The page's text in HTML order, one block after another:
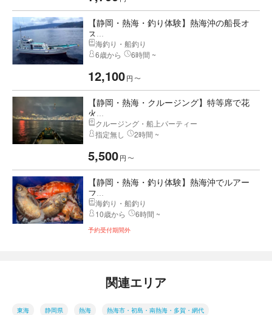
【静岡・熱海・釣り体験】熱海沖の船長オ
ス...
海釣り・船釣り
6歳から
6時間 ~
12,100円 〜
【静岡・熱海・クルージング】特等席で花
火...
クルージング・船上パーティー
指定無し
2時間 ~
5,500円 〜
【静岡・熱海・釣り体験】熱海沖でルアー
フ...
海釣り・船釣り
10歳から
6時間 ~
予約受付期間外
関連エリア
東海 静岡県 熱海 熱海市・初島・南熱海・多賀・網代